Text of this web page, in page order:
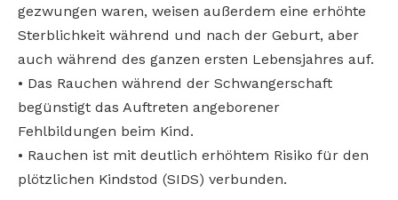
gezwungen waren, weisen außerdem eine erhöhte
Sterblichkeit während und nach der Geburt, aber
auch während des ganzen ersten Lebensjahres auf.
• Das Rauchen während der Schwangerschaft
begünstigt das Auftreten angeborener
Fehlbildungen beim Kind.
• Rauchen ist mit deutlich erhöhtem Risiko für den
plötzlichen Kindstod (SIDS) verbunden.